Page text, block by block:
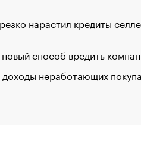
нарастил кредиты
способ вредить
неработающих